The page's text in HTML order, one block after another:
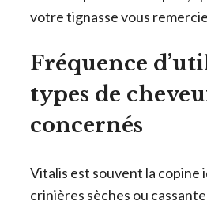
votre tignasse vous
Fréquence
types de
concernés
Vitalis est souvent la copine
crinières sèches ou